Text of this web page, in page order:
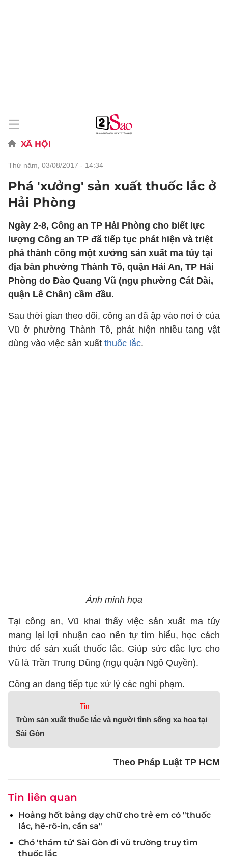
XÃ HỘI
thứ năm, 03/08/2017 - 14:34
Phá 'xưởng' sản xuất thuốc lắc ở
Hải Phòng
Ngày 2-8, Công an TP Hải Phòng cho biết lực
lượng Công an TP đã tiếp tục phát hiện và triệt
phá thành công một xưởng sản xuất ma túy tại
địa bàn phường Thành Tô, quận Hải An, TP Hải
Phòng do Đào Quang Vũ (ngụ phường Cát Dài,
quận Lê Chân) cầm đầu.
Sau thời gian theo dõi, công an đã ập vào nơi ở của
Vũ ở phường Thành Tô, phát hiện nhiều tang vật
dùng vào việc sản xuất thuốc lắc.
Ảnh minh họa
Tại công an, Vũ khai thấy việc sản xuất ma túy
mang lại lợi nhuận cao nên tự tìm hiểu, học cách
thức để sản xuất thuốc lắc. Giúp sức đắc lực cho
Vũ là Trần Trung Dũng (ngụ quận Ngô Quyền).
Công an đang tiếp tục xử lý các nghi phạm.
Tin
Trùm sản xuất thuốc lắc và người tình sống xa hoa tại
Sài Gòn
Theo Pháp Luật TP HCM
Tin liên quan
Hoảng hốt bảng dạy chữ cho trẻ em có "thuốc
lắc, hê-rô-in, cần sa"
Chó 'thám tử' Sài Gòn đi vũ trường truy tìm
thuốc lắc